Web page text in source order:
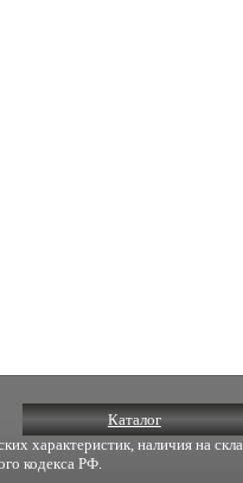
Каталог
характеристик, наличия на
кодекса РФ.